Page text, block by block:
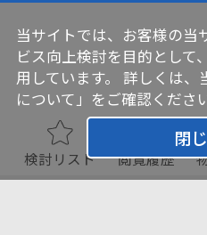
検討リスト 閲覧履歴
当サイトでは、お客様の当
ビス向上検討を目的とし
用しています。 詳しくは、
について」 をご確認くださ
閉